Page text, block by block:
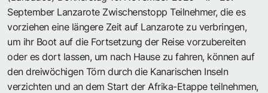
September Lanzarote Zwischenstopp Teilnehmer, die es
vorziehen eine längere Zeit auf Lanzarote zu verbringen,
um ihr Boot auf die Fortsetzung der Reise vorzubereiten
oder es dort lassen, um nach Hause zu fahren, können auf
den dreiwöchigen Törn durch die Kanarischen Inseln
verzichten und an dem Start der Afrika-Etappe teilnehmen,